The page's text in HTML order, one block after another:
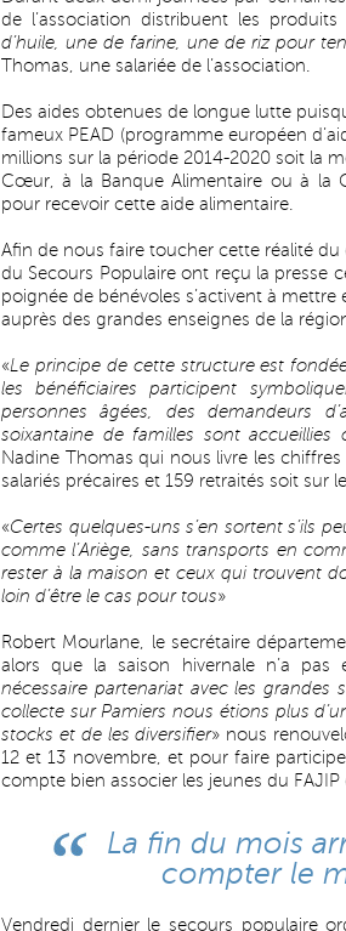
de l’association distribuent les
d’huile, une de farine, une de riz pour
Thomas, une salariée de l’association.
Des aides obtenues de longue lutte
fameux PEAD (programme européen
millions sur la période 2014-2020 soit la
Cœur, à la Banque Alimentaire ou à la
pour recevoir cette aide alimentaire.
Afin de nous faire toucher cette réalité
du Secours Populaire ont reçu la presse
poignée de bénévoles s’activent à
auprès des grandes enseignes de la
«Le principe de cette structure est
les bénéficiaires participent
personnes âgées, des demandeurs
soixantaine de familles sont accueillies
Nadine Thomas qui nous livre les
salariés précaires et 159 retraités soit sur
«Certes quelques-uns s’en sortent s’ils
comme l’Ariège, sans transports en
rester à la maison et ceux qui trouvent
loin d’être le cas pour tous»
Robert Mourlane, le secrétaire
alors que la saison hivernale n’a pas
nécessaire partenariat avec les grandes
collecte sur Pamiers nous étions plus
stocks et de les diversifier» nous
12 et 13 novembre, et pour faire
compte bien associer les jeunes du
La fin du mois
compter le
Vendredi dernier le secours populaire